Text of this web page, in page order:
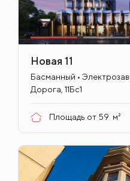
Новая 11
Басманный •
Дорога, 11Бс1
Площадь от 59 м²